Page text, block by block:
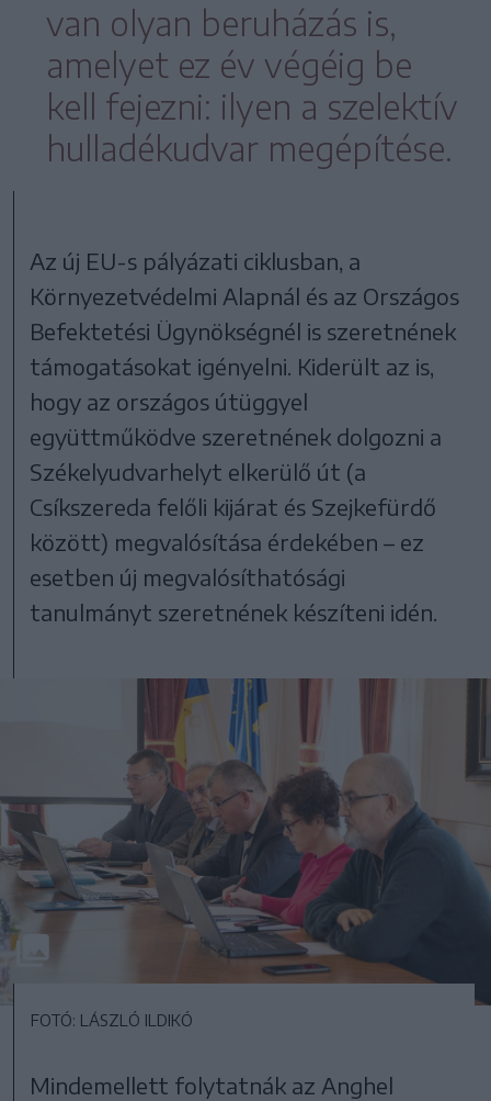
van olyan beruházás is,
amelyet ez év végéig be
kell fejezni: ilyen a szelektív
hulladékudvar megépítése.
Az új EU-s pályázati ciklusban, a
Környezetvédelmi Alapnál és az Országos
Befektetési Ügynökségnél is szeretnének
támogatásokat igényelni. Kiderült az is,
hogy az országos útüggyel
együttműködve szeretnének dolgozni a
Székelyudvarhelyt elkerülő út (a
Csíkszereda felőli kijárat és Szejkefürdő
között) megvalósítása érdekében – ez
esetben új megvalósíthatósági
tanulmányt szeretnének készíteni idén.
FOTÓ: LÁSZLÓ ILDIKÓ
Mindemellett folytatnák az Anghel